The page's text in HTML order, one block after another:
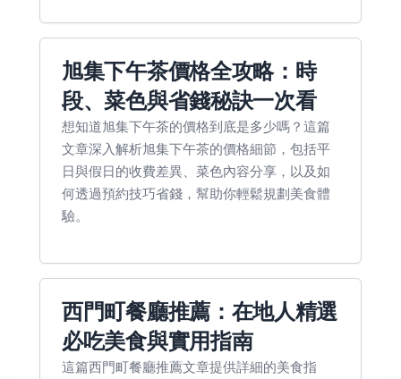
旭集下午茶價格全攻略：時
段、菜色與省錢秘訣一次看
想知道旭集下午茶的價格到底是多少嗎？這篇
文章深入解析旭集下午茶的價格細節，包括平
日與假日的收費差異、菜色內容分享，以及如
何透過預約技巧省錢，幫助你輕鬆規劃美食體
驗。
西門町餐廳推薦：在地人精選
必吃美食與實用指南
這篇西門町餐廳推薦文章提供詳細的美食指